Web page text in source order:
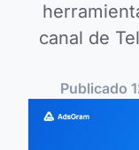
canal de
Publicado